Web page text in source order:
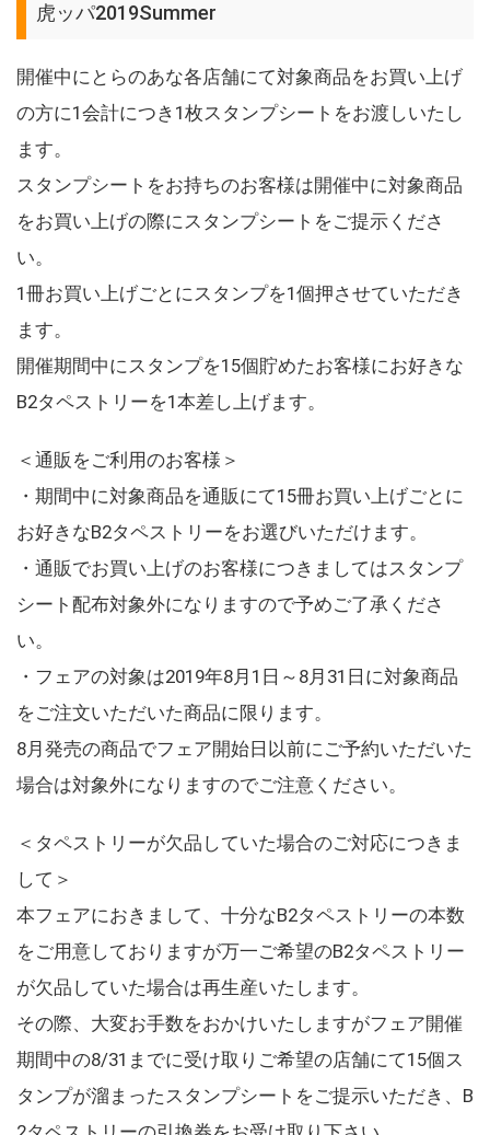
虎ッパ2019Summer
開催中にとらのあな各店舗にて対象商品をお買い上げ
の方に1会計につき1枚スタンプシートをお渡しいたし
ます。
スタンプシートをお持ちのお客様は開催中に対象商品
をお買い上げの際にスタンプシートをご提示くださ
い。
1冊お買い上げごとにスタンプを1個押させていただき
ます。
開催期間中にスタンプを15個貯めたお客様にお好きな
B2タペストリーを1本差し上げます。
＜通販をご利用のお客様＞
・期間中に対象商品を通販にて15冊お買い上げごとに
お好きなB2タペストリーをお選びいただけます。
・通販でお買い上げのお客様につきましてはスタンプ
シート配布対象外になりますので予めご了承くださ
い。
・フェアの対象は2019年8月1日～8月31日に対象商品
をご注文いただいた商品に限ります。
8月発売の商品でフェア開始日以前にご予約いただいた
場合は対象外になりますのでご注意ください。
＜タペストリーが欠品していた場合のご対応につきま
して＞
本フェアにおきまして、十分なB2タペストリーの本数
をご用意しておりますが万一ご希望のB2タペストリー
が欠品していた場合は再生産いたします。
その際、大変お手数をおかけいたしますがフェア開催
期間中の8/31までに受け取りご希望の店舗にて15個ス
タンプが溜まったスタンプシートをご提示いただき、B